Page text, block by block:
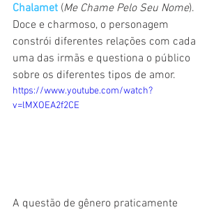
Chalamet (Me Chame Pelo Seu Nome).
Doce e charmoso, o personagem
constrói diferentes relações com cada
uma das irmãs e questiona o público
sobre os diferentes tipos de amor.
https://www.youtube.com/watch?
v=lMXOEA2f2CE
A questão de gênero praticamente